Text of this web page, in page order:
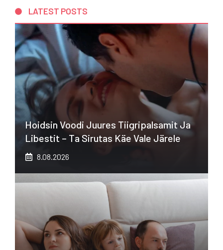
LATEST POSTS
Hoidsin Voodi Juures Tiigripalsamit Ja
Libestit – Ta Sirutas Käe Vale Järele
8.08.2026